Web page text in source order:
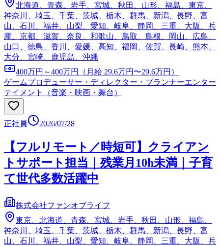
北海道、青森、岩手、宮城、秋田、山形、福島、東京、
神奈川、埼玉、千葉、茨城、栃木、群馬、新潟、長野、富
山、石川、福井、山梨、愛知、岐阜、静岡、三重、大阪、兵
庫、京都、滋賀、奈良、和歌山、鳥取、島根、岡山、広島、
山口、徳島、香川、愛媛、高知、福岡、佐賀、長崎、熊本、
大分、宮崎、鹿児島、沖縄
400万円～400万円（月給 29.6万円〜29.6万円）
ゲームプロデューサー・ディレクター・プランナーエンター
テイメント（音楽・映画・舞台）
正社員 2026/07/28
【フルリモート／時短可】クライアン
トサポート担当｜残業月10h未満｜子育
て世代多数活躍中
株式会社ファンオブライフ
東京、北海道、青森、宮城、岩手、秋田、山形、福島、
神奈川、埼玉、千葉、茨城、栃木、群馬、新潟、長野、富
山、石川、福井、山梨、愛知、岐阜、静岡、三重、大阪、兵